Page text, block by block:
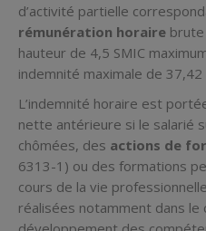
d’activité partielle
rémunération horaire
hauteur de 4,5 SMIC
indemnité maximale de
L’indemnité horaire est
nette antérieure si le salarié
chômées, des actions de
6313-1) ou des formations
cours de la vie
réalisées notamment dans le